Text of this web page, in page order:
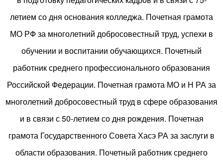
летием со дня основания колледжа. Почетная грамота
МО РФ за многолетний добросовестный труд, успехи в
обучении и воспитании обучающихся. Почетный
работник среднего профессионального образования
Российской Федерации. Почетная грамота МО и Н РА за
многолетний добросовестный труд в сфере образования
и в связи с 50-летием со дня рождения. Почетная
грамота Государственного Совета Хасэ РА за заслуги в
области образования. Почетный работник среднего